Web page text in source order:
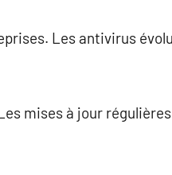
Les antivirus
mises à jour